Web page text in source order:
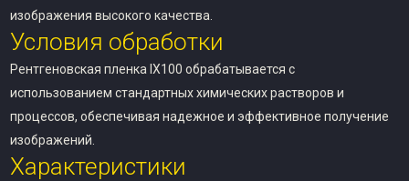
изображения высокого качества.
Условия обработки
Рентгеновская пленка IX100 обрабатывается с
использованием стандартных химических растворов и
процессов, обеспечивая надежное и эффективное получение
изображений.
Характеристики